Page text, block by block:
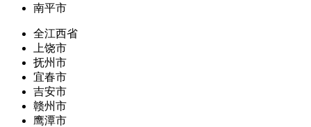
南平市
全江西省
上饶市
抚州市
宜春市
吉安市
赣州市
鹰潭市